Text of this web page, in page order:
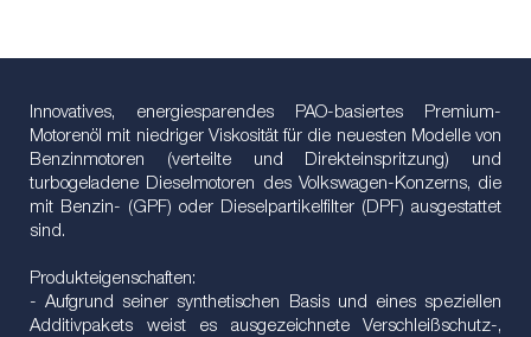
Innovatives, energiesparendes PAO-basiertes Premium-
Motorenöl mit niedriger Viskosität für die neuesten Modelle von
Benzinmotoren (verteilte und Direkteinspritzung) und
turbogeladene Dieselmotoren des Volkswagen-Konzerns, die
mit Benzin- (GPF) oder Dieselpartikelfilter (DPF) ausgestattet
sind.
Produkteigenschaften:
- Aufgrund seiner synthetischen Basis und eines speziellen
Additivpakets weist es ausgezeichnete Verschleißschutz-,